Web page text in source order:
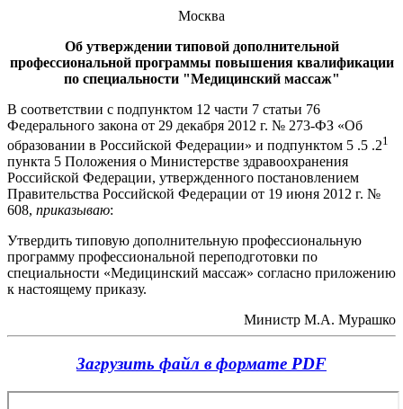
Москва
Об утверждении типовой дополнительной
профессиональной программы повышения квалификации
по специальности "Медицинский массаж"
В соответствии с подпунктом 12 части 7 статьи 76
Федерального закона от 29 декабря 2012 г. № 273-ФЗ «Об
образовании в Российской Федерации» и подпунктом 5 .5 .21
пункта 5 Положения о Министерстве здравоохранения
Российской Федерации, утвержденного постановлением
Правительства Российской Федерации от 19 июня 2012 г. №
608, приказываю:
Утвердить типовую дополнительную профессиональную
программу профессиональной переподготовки по
специальности «Медицинский массаж» согласно приложению
к настоящему приказу.
Министр М.А. Мурашко
Загрузить файл в формате PDF